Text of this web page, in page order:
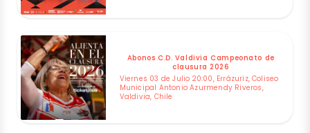
Abonos C.D. Valdivia Campeonato de
clausura 2026
Viernes 03 de Julio 20:00, Errázuriz, Coliseo
Municipal Antonio Azurmendy Riveros,
Valdivia, Chile